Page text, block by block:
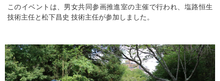
このイベントは、男女共同参画推進室の主催で行われ、塩路恒生
技術主任と松下昌史 技術主任が参加しました。